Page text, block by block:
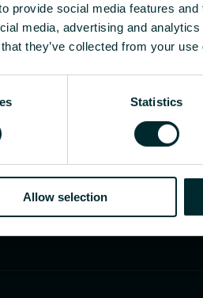
provide social media features
media, advertising and
they’ve collected from your
Statistics
Allow selection